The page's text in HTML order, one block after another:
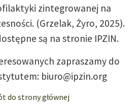
zintegrowanej na
(Grzelak, Żyro, 2025).
są na stronie IPZIN.
zapraszamy do
biuro@ipzin.org
do strony głównej